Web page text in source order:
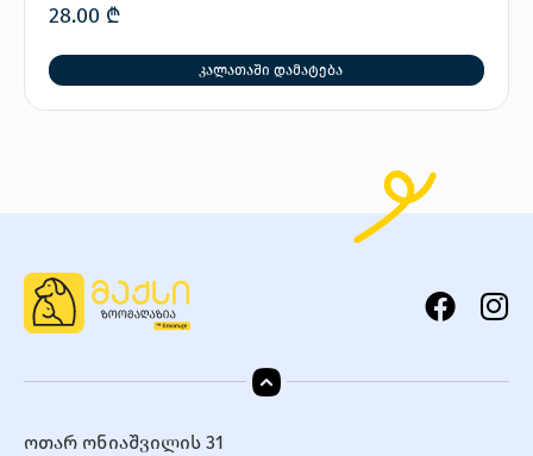
28.00 ₾
კალათაში დამატება
ოთარ ონიაშვილის 31